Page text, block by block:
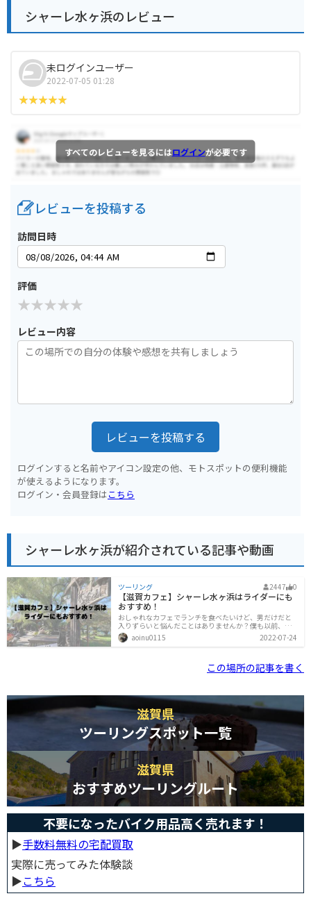
シャーレ水ヶ浜のレビュー
未ログインユーザー
2022-07-05 01:28
すべてのレビューを見るにはログインが必要です
レビューを投稿する
訪問日時
評価
レビュー内容
レビューを投稿する
ログインすると名前やアイコン設定の他、モトスポットの便利機能
が使えるようになります。
ログイン・会員登録はこちら
シャーレ水ヶ浜が紹介されている記事や動画
ツーリング 2447 0
【滋賀カフェ】シャーレ水ヶ浜はライダーにも
おすすめ！
おしゃれなカフェでランチを食べたいけど、男だけだと
入りずらいと悩んだことはありませんか？僕も以前、つ
なぎを着ておしゃれなカフェに訪れて、店内が女性ばか
りで気まずくなった思い出があります。シャーレ水ヶ浜
は、そんなおしゃれなカフェですが、男性ライダーだけ
めのスポットです。この記事では、シャーレ水ヶ浜がラ
イダーでも入りやすい理由を解説しております。琵琶湖
浜は、テラス席が湖畔につきだしていて、琵琶湖を一望
しながらランチが食べられます。きれ
aoinu0115 2022-07-24
この場所の記事を書く
滋賀県
ツーリングスポット一覧
滋賀県
おすすめツーリングルート
不要になったバイク用品高く売れます！
▶︎手数料無料の宅配買取
実際に売ってみた体験談
▶︎こちら